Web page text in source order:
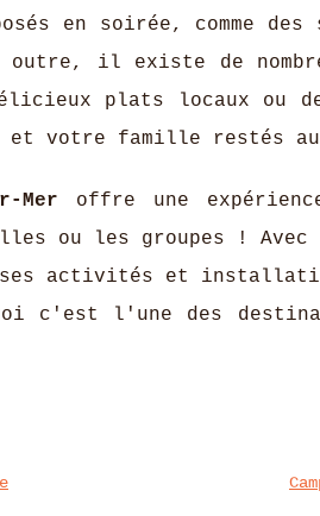
en soirée, comme
il existe de
plats locaux ou
et votre famille restés
Mer offre une
ou les groupes ! Avec
activités et
c'est l'une des